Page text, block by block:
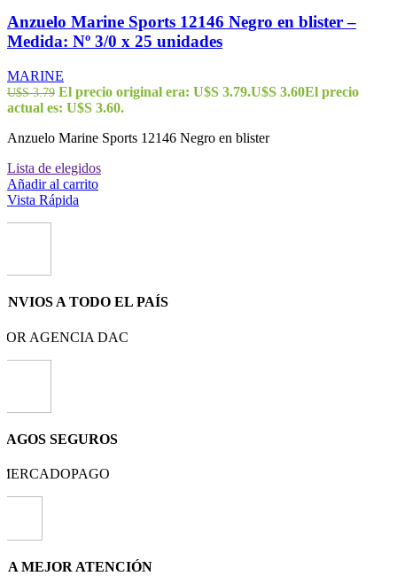
Anzuelo Marine Sports 12146 Negro en blister –
Medida: Nº 3/0 x 25 unidades
MARINE
U$S3.79 El precio original era: U$S 3.79.U$S 3.60El precio
actual es: U$S 3.60.
Anzuelo Marine Sports 12146 Negro en blister
Lista de elegidos
Añadir al carrito
Vista Rápida
A TODO EL PAÍS
AGENCIA DAC
SEGUROS
MEJOR ATENCIÓN